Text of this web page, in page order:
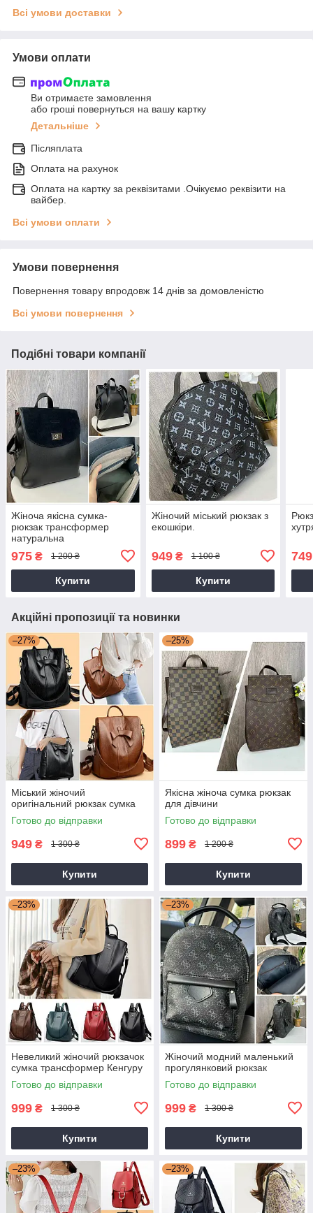
Всі умови доставки
Умови оплати
Ви отримаєте замовлення
або гроші повернуться на вашу картку
Детальніше
Післяплата
Оплата на рахунок
Оплата на картку за реквізитами .Очікуємо реквізити на
вайбер.
Всі умови оплати
Умови повернення
Повернення товару впродовж 14 днів за домовленістю
Всі умови повернення
Подібні товари компанії
Жіноча якісна сумка-
рюкзак трансформер
натуральна
замша+екошкіра рюкзак
сумка для дівчини
975 ₴ 1 200 ₴
Купити
Жіночий міський рюкзак з
екошкіри.
949₴ 1 100 ₴
Купити
749
Акційні пропозиції та новинки
–27%
Міський жіночий
оригінальний рюкзак сумка
Готово до відправки
949 ₴ 1 300 ₴
Купити
–25%
Якісна жіноча сумка рюкзак
для дівчини
Готово до відправки
899 ₴ 1 200 ₴
Купити
–23%
Невеликий жіночий рюкзачок
сумка трансформер Кенгуру
Готово до відправки
999 ₴ 1 300 ₴
Купити
–23%
Жіночий модний маленький
прогулянковий рюкзак
Готово до відправки
999 ₴ 1 300 ₴
Купити
–23% –23%